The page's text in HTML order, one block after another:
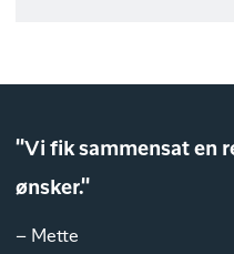
"Vi fik sammensat en
ønsker."
– Mette